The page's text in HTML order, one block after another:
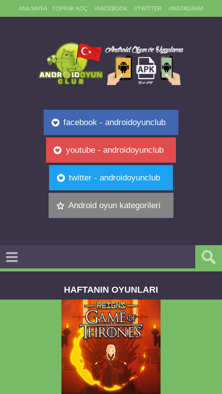
ANA SAYFA TOPRAK KOÇ //FACEBOOK //TWITTER //INSTAGRAM
facebook - androidoyunclub
youtube - androidoyunclub
twitter - androidoyunclub
Android oyun kategorileri
HAFTANIN OYUNLARI